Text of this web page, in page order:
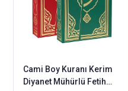
Cami Boy Kuranı Kerim
Diyanet Mühürlü Fetih